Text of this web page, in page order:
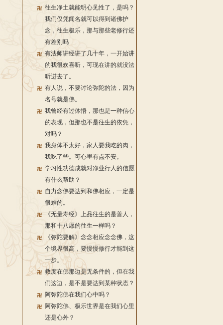
往生净土就能明心见性了，是吗？
我们仅凭闻名就可以得到诸佛护
念，往生极乐，那与那些老修行还
有差别吗
有法师讲经讲了几十年，一开始讲
的我很欢喜听，可现在讲的就没法
听进去了。
有人说，不要讨论弥陀的法，因为
名号就是佛。
我曾经有过体悟，那也是一种信心
的表现，但那也不是往生的依凭，
对吗？
我身体不太好，家人要我吃的肉，
我吃了些。可心里有点不安。
学习性功德成就对净业行人的信愿
有什么帮助？
自力念佛要达到和佛相应，一定是
很难的。
《无量寿经》上品往生的是善人，
那和十八愿的往生一样吗？
《弥陀要解》念念相应念念佛，这
个境界很高，要慢慢修行才能到这
一步。
救度在佛那边是无条件的，但在我
们这边，是不是要达到某种状态？
阿弥陀佛在我们心中吗？
阿弥陀佛、极乐世界是在我们心里
还是心外？